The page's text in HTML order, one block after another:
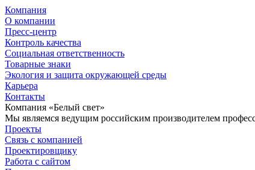
Компания
О компании
Пресс-центр
Контроль качества
Социальная ответственность
Товарные знаки
Экология и защита окружающей среды
Карьера
Контакты
Компания «Белый свет»
Мы являемся ведущим российским производителем
Проекты
Связь с компанией
Проектировщику
Работа с сайтом